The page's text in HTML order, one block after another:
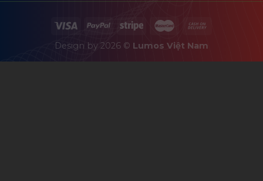
Design by 2026 © Lumos Việt Nam